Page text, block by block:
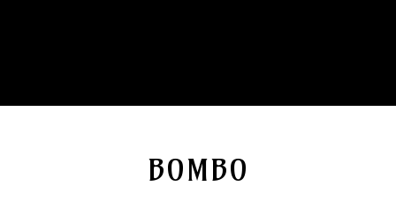
BOMBO